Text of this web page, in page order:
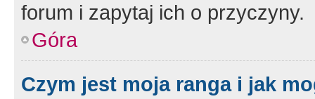
forum i zapytaj ich o przyczyny.
Góra
Czym jest moja ranga i jak